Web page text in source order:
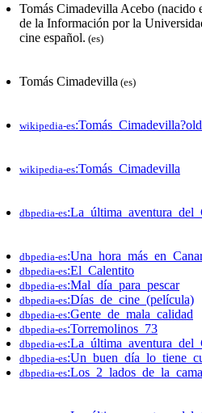
Tomás Cimadevilla Acebo (nacido
de la Información por la
cine español. (es)
Tomás Cimadevilla (es)
wikipedia-es
wikipedia-es:Tomás_Cimadevilla
dbpedia-es
dbpedia-es
dbpedia-es:El_Calentito
dbpedia-es:Mal_día_para_pescar
dbpedia-es:Días_de_cine_(película)
dbpedia-es:Gente_de_mala_calidad
dbpedia-es:Torremolinos_73
dbpedia-es
dbpedia-es
dbpedia-es:Los_2_lados_de_la_cama